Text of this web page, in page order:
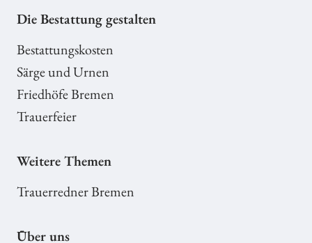
Die Bestattung gestalten
Bestattungskosten
Särge und Urnen
Friedhöfe Bremen
Trauerfeier
Weitere Themen
Trauerredner Bremen
Über uns